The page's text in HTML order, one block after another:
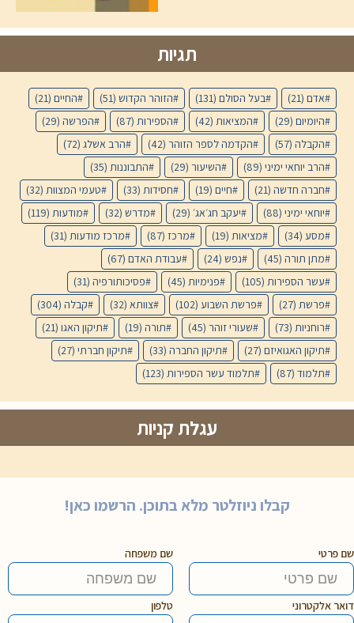
תגיות
אדם (21) בעל הסולם (131) הזוהר הקדוש (51) החיים (21)
היומיום (29) המציאות (42) הספירות (87) הפרשה (29)
הקבלה (57) הקדמה לספר הזוהר (42) הרב אשלג (72)
הרב יוחאי ימיני (89) השיעור (29) התבוננות (35)
חברה חדשה (21) חיים (19) חסידות (33) טעמי המצוות (32)
יוחאי ימיני (88) יעקב חג׳אג׳ (29) מדרש (32) מודעות (119)
מסע (34) מציאות (19) מרכז (87) מרכז מודעות (31)
מתן תורה (45) נפש (24) עבודת האדם (67)
עשר הספירות (105) פנימיות (45) פסיכותורפיה (31)
פרשת (27) פרשת השבוע (102) צוותא (32) קבלה (304)
רוחניות (73) שעורי זוהר (45) תורה (19) תיקון האגו (21)
תיקון האגואיזם (27) תיקון החברה (33) תיקון חברתי (27)
תלמוד (87) תלמוד עשר הספירות (123)
עגלת קניות
קבלו ניוזלטר מלא בתוכן. הרשמו כאן!
שם פרטי שם משפחה
דואר אלקטרוני טלפון